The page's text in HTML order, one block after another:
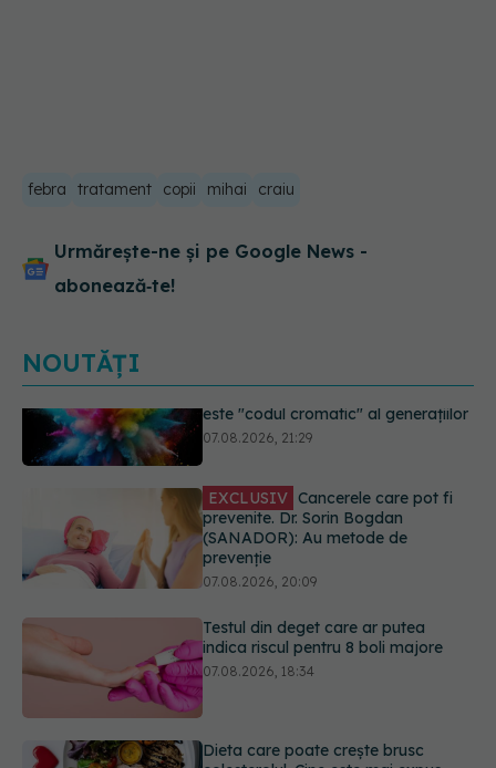
febra tratament copii mihai craiu
Urmărește-ne și pe Google News -
abonează‑te!
NOUTĂȚI
EXCLUSIV Cancerele care pot fi
prevenție
07.08.2026, 20:09
Testul din deget care ar putea
indica riscul pentru 8 boli majore